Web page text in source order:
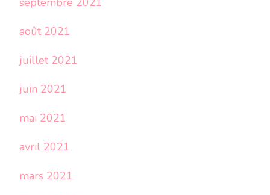
août 2021
juillet 2021
juin 2021
mai 2021
avril 2021
mars 2021